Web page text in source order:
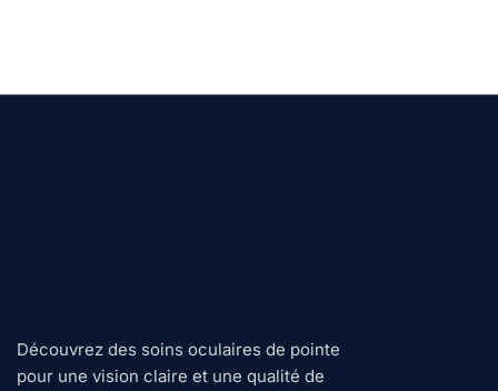
Découvrez des soins oculaires de pointe
pour une vision claire et une qualité de